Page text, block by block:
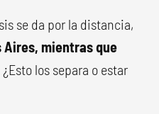
se da por la distancia,
mientras que
¿Esto los separa o estar